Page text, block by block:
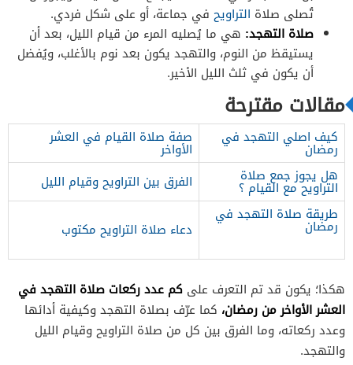
تُصلى صلاة التراويح في جماعة، أو على شكل فردي.
صلاة التهجد: هي ما يُصليه المرء من قيام الليل، بعد أن
يستيقظ من النوم، والتهجد يكون بعد نوم بالأغلب، ويُفضل
أن يكون في ثلث الليل الأخير.
مقالات مقترحة
كيف اصلي التهجد في
رمضان
صفة صلاة القيام في العشر
الأواخر
هل يجوز جمع صلاة
التراويح مع القيام ؟
الفرق بين التراويح وقيام الليل
طريقة صلاة التهجد في
رمضان دعاء صلاة التراويح مكتوب
هكذا؛ يكون قد تم التعرف على كم عدد ركعات صلاة التهجد في
العشر الأواخر من رمضان، كما عرّف بصلاة التهجد وكيفية أدائها
وعدد ركعاته، وما الفرق بين كل من صلاة التراويح وقيام الليل
والتهجد.